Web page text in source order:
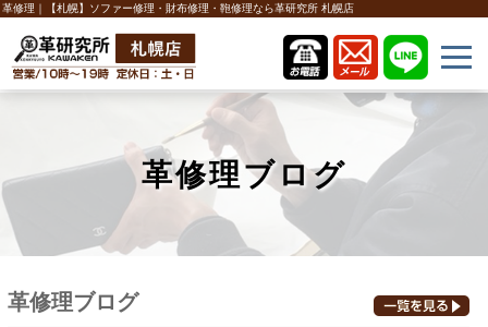
革修理｜【札幌】ソファー修理・財布修理・鞄修理なら革研究所 札幌店
革修理ブログ
革修理ブログ